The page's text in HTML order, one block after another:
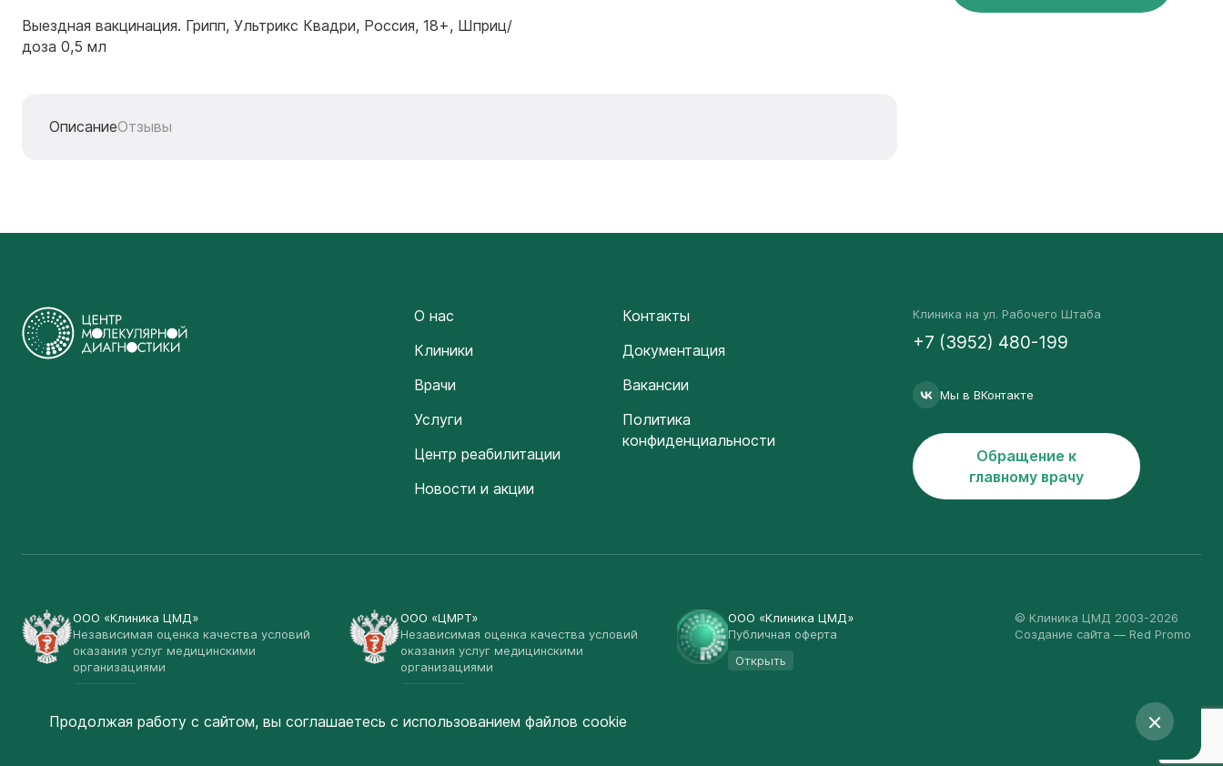
Выездная вакцинация. Грипп, Ультрикс Квадри, Россия, 18+, Шприц/
доза 0,5 мл
ОписаниеОтзывы
О нас
Клиники
Врачи
Услуги
Центр реабилитации
Новости и акции
Контакты
Документация
Вакансии
Политика
конфиденциальности
Клиника на ул. Рабочего Штаба
+7 (3952) 480-199
Мы в ВКонтакте
Обращение к
главному врачу
ООО «Клиника ЦМД»
Независимая оценка качества условий
оказания услуг медицинскими
организациями
ООО «ЦМРТ»
Независимая оценка качества условий
оказания услуг медицинскими
организациями
ООО «Клиника ЦМД»
Публичная оферта
Открыть
© Клиника ЦМД 2003-2026
Создание сайта — Red Promo
Продолжая работу с сайтом, вы соглашаетесь с использованием файлов cookie